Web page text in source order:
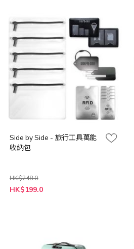
Side by Side - 旅行工具萬能
收納包
HK$248.0
特
殊
HK$199.0